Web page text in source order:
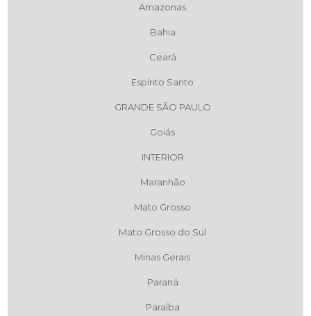
Amazonas
Bahia
Ceará
Espírito Santo
GRANDE SÃO PAULO
Goiás
INTERIOR
Maranhão
Mato Grosso
Mato Grosso do Sul
Minas Gerais
Paraná
Paraíba